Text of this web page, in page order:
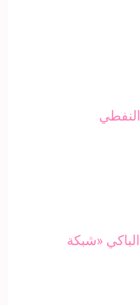
«شبكة